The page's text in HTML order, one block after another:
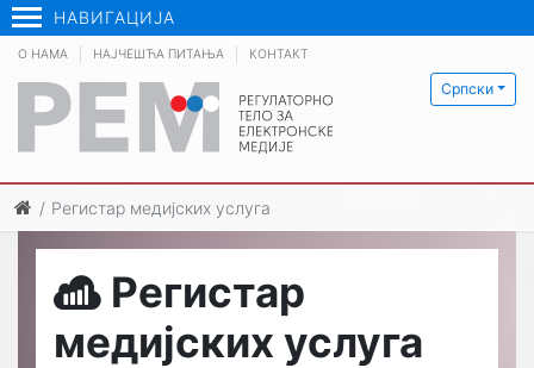
НАВИГАЦИЈА
Српски
О НАМА НАЈЧЕШЋА ПИТАЊА КОНТАКТ
Регистар медијских услуга
Регистар
медијских услуга